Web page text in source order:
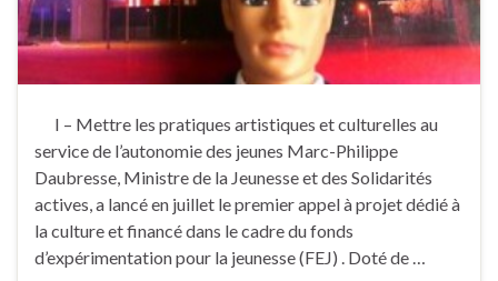
I – Mettre les pratiques artistiques et culturelles au
service de l’autonomie des jeunes Marc-Philippe
Daubresse, Ministre de la Jeunesse et des Solidarités
actives, a lancé en juillet le premier appel à projet dédié à
la culture et financé dans le cadre du fonds
d’expérimentation pour la jeunesse (FEJ) . Doté de …